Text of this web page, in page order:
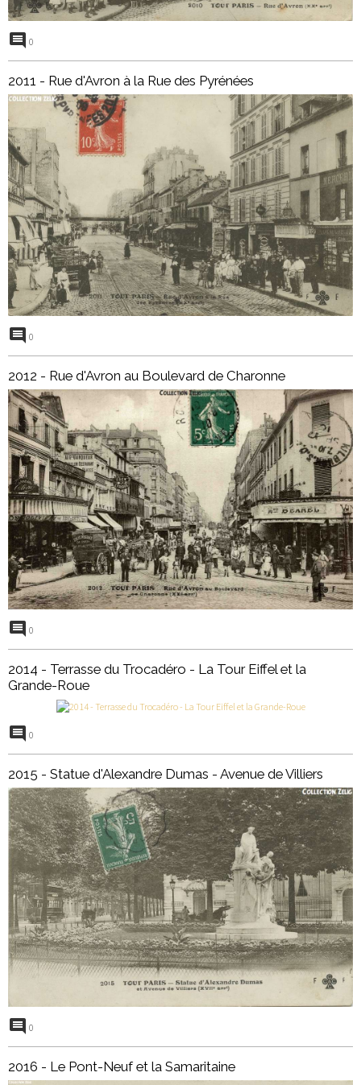
0
2011 - Rue d'Avron à la Rue des Pyrénées
0
2012 - Rue d'Avron au Boulevard de Charonne
0
2014 - Terrasse du Trocadéro - La Tour Eiffel et la
Grande-Roue
0
2015 - Statue d'Alexandre Dumas - Avenue de Villiers
0
2016 - Le Pont-Neuf et la Samaritaine